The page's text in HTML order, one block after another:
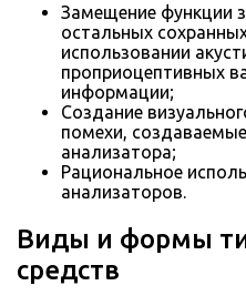
Замещение функции
остальных
использовании
проприоцептивных
информации;
Создание
помехи,
анализатора;
Рациональное
анализаторов.
Виды и формы
средств